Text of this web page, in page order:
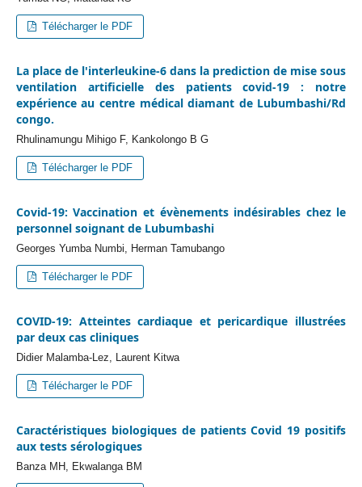
Télécharger le PDF
La place de l'interleukine-6 dans la prediction de mise sous
ventilation artificielle des patients covid-19 : notre
expérience au centre médical diamant de Lubumbashi/Rd
congo.
Rhulinamungu Mihigo F, Kankolongo B G
Télécharger le PDF
Covid-19: Vaccination et évènements indésirables chez le
personnel soignant de Lubumbashi
Georges Yumba Numbi, Herman Tamubango
Télécharger le PDF
COVID-19: Atteintes cardiaque et pericardique illustrées
par deux cas cliniques
Didier Malamba-Lez, Laurent Kitwa
Télécharger le PDF
Caractéristiques biologiques de patients Covid 19 positifs
aux tests sérologiques
Banza MH, Ekwalanga BM